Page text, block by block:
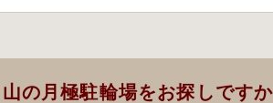
の月極駐輪場をお探しですか